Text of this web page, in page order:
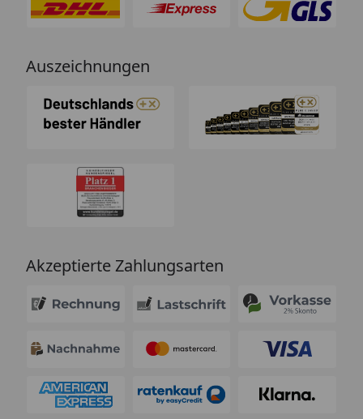
Auszeichnungen
Akzeptierte Zahlungsarten